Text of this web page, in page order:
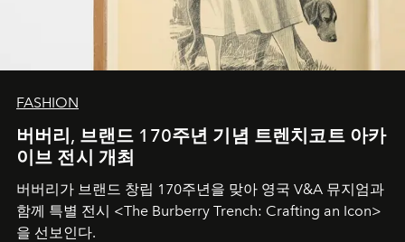
FASHION
버버리, 브랜드 170주년 기념 트렌치코트 아카
이브 전시 개최
버버리가 브랜드 창립 170주년을 맞아 영국 V&A 뮤지엄과
함께 특별 전시 <The Burberry Trench: Crafting an Icon>
을 선보인다.